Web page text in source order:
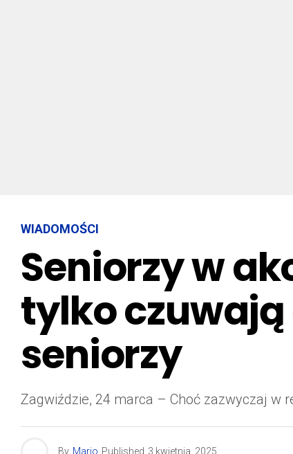
WIADOMOŚCI
Seniorzy w
tylko czuwają
seniorzy
Zagwiździe, 24 marca – Choć zazwyczaj w
By Mario Published 3 kwietnia, 2025